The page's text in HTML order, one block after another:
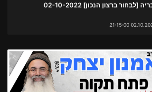
[לבחור ברצון הנכון] 02-10-2022